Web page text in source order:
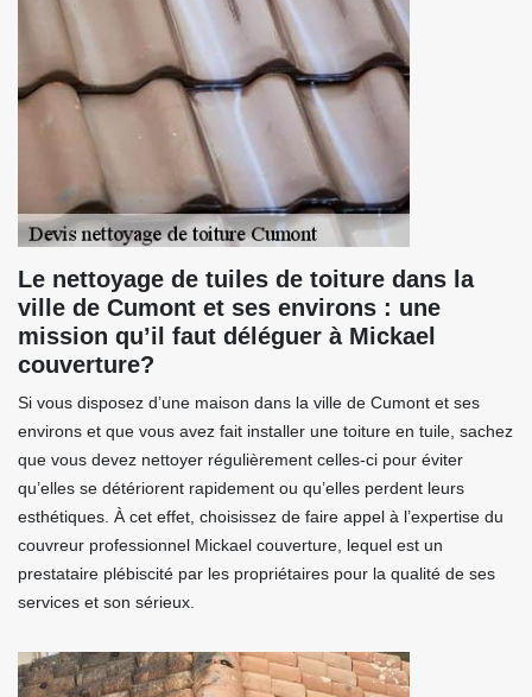
Le nettoyage de tuiles de toiture dans la
ville de Cumont et ses environs : une
mission qu’il faut déléguer à Mickael
couverture?
Si vous disposez d’une maison dans la ville de Cumont et ses
environs et que vous avez fait installer une toiture en tuile, sachez
que vous devez nettoyer régulièrement celles-ci pour éviter
qu’elles se détériorent rapidement ou qu’elles perdent leurs
esthétiques. À cet effet, choisissez de faire appel à l’expertise du
couvreur professionnel Mickael couverture, lequel est un
prestataire plébiscité par les propriétaires pour la qualité de ses
services et son sérieux.